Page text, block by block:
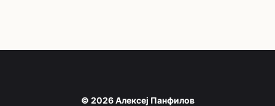
© 2026 Алексеј Панфилов